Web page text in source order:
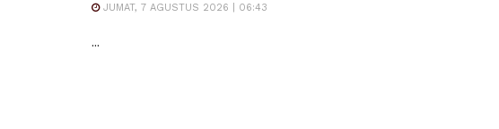
JUMAT, 7 AGUSTUS 2026 | 06:43
...